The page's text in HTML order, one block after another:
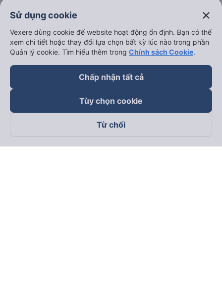
Theo dõi chúng tôi trên
Sử dụng cookie close
Vexere dùng cookie để website hoạt động ổn định. Bạn có thể
xem chi tiết hoặc thay đổi lựa chọn bất kỳ lúc nào trong phần
Quản lý cookie. Tìm hiểu thêm trong Chính sách Cookie.
Chấp nhận tất cả
Tùy chọn cookie
Từ chối